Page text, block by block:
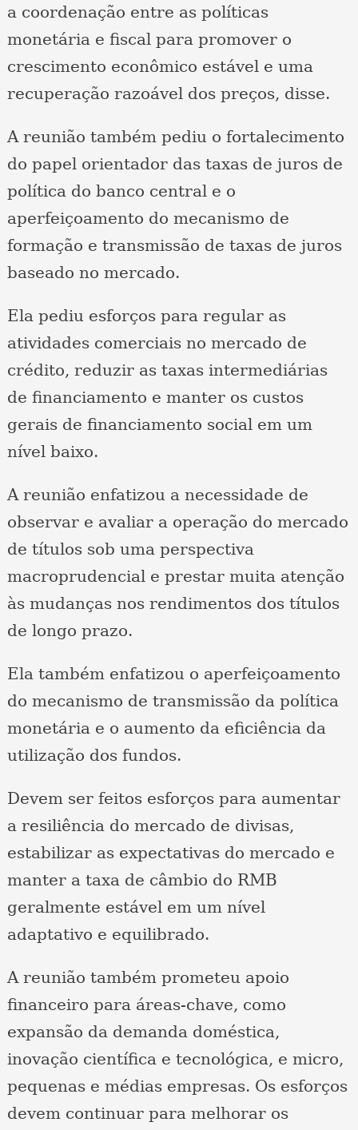
a coordenação entre as políticas
monetária e fiscal para promover o
crescimento econômico estável e uma
recuperação razoável dos preços, disse.
A reunião também pediu o fortalecimento
do papel orientador das taxas de juros de
política do banco central e o
aperfeiçoamento do mecanismo de
formação e transmissão de taxas de juros
baseado no mercado.
Ela pediu esforços para regular as
atividades comerciais no mercado de
crédito, reduzir as taxas intermediárias
de financiamento e manter os custos
gerais de financiamento social em um
nível baixo.
A reunião enfatizou a necessidade de
observar e avaliar a operação do mercado
de títulos sob uma perspectiva
macroprudencial e prestar muita atenção
às mudanças nos rendimentos dos títulos
de longo prazo.
Ela também enfatizou o aperfeiçoamento
do mecanismo de transmissão da política
monetária e o aumento da eficiência da
utilização dos fundos.
Devem ser feitos esforços para aumentar
a resiliência do mercado de divisas,
estabilizar as expectativas do mercado e
manter a taxa de câmbio do RMB
geralmente estável em um nível
adaptativo e equilibrado.
A reunião também prometeu apoio
financeiro para áreas-chave, como
expansão da demanda doméstica,
inovação científica e tecnológica, e micro,
pequenas e médias empresas. Os esforços
devem continuar para melhorar os